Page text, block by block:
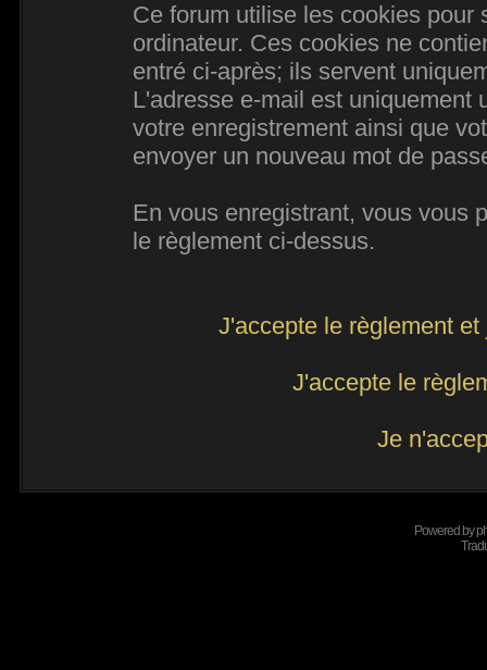
Ce forum utilise les cookies pour
ordinateur. Ces cookies ne
entré ci-après; ils servent
L'adresse e-mail est uniquement
votre enregistrement ainsi que
envoyer un nouveau mot de
En vous enregistrant, vous vous
le règlement ci-dessus.
J'accepte le règlement
J'accepte le
Je
Powered by